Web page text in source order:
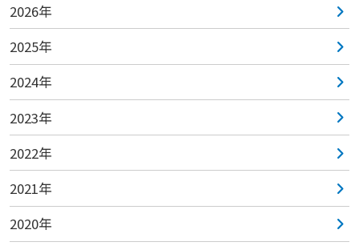
2026年
2025年
2024年
2023年
2022年
2021年
2020年